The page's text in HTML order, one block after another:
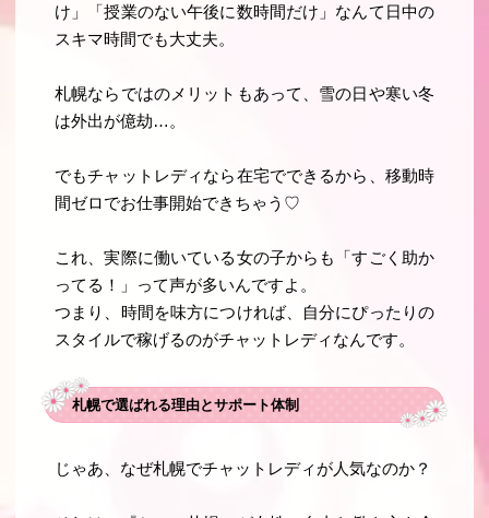
け」「授業のない午後に数時間だけ」なんて日中の
スキマ時間でも大丈夫。
札幌ならではのメリットもあって、雪の日や寒い冬
は外出が億劫…。
でもチャットレディなら在宅でできるから、移動時
間ゼロでお仕事開始できちゃう♡
これ、実際に働いている女の子からも「すごく助か
ってる！」って声が多いんですよ。
つまり、
時間を味方につければ、自分にぴったりの
スタイルで稼げるのがチャットレディなんです。
札幌で選ばれる理由とサポート体制
じゃあ、なぜ札幌でチャットレディが人気なのか？